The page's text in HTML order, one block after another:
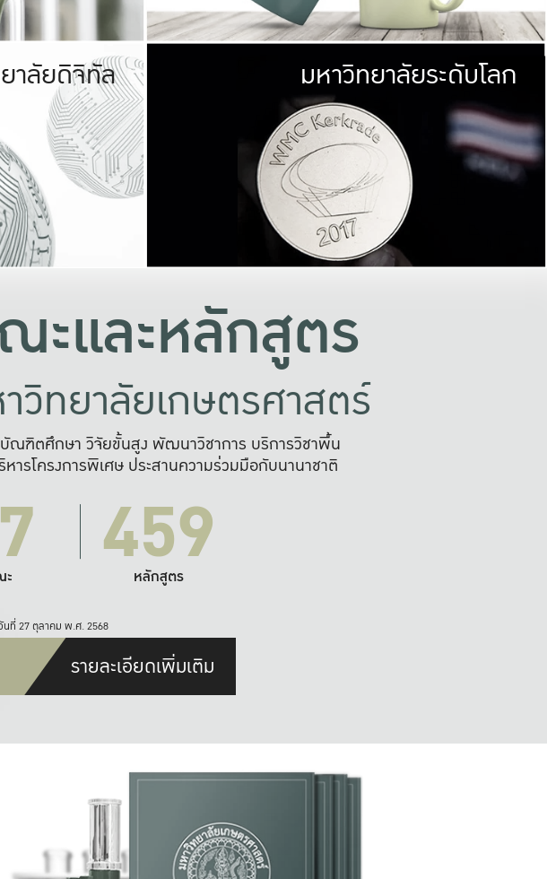
ลัยรับผิดชอบต่อสังคม
ร่วมมือกับชุมชน เพื่อความกินดีอยู่ดี
และความสุขอย่างยั่งยืน
มองปัญหาในภาพกว้าง
แก้ไขจากปัญหาจุดเล็กๆ
าลัยดิจิทัล มหาวิทยา
พร้อมที่จ
และผลักดันในการใช้ระบบส
เพื่อการทำงานแ
มหาวิทยาลัยระดับโลก
ะและหลักสูตร
วิทยาลัยเกษตรศาสตร์
ณฑิตศึกษา วิจัยขั้นสูง พัฒนาวิชาการ บริการวิชาพื้น
หารโครงการพิเศษ ประสานความร่วมมือกับนานาชาติ
459
หลักสูตร
ที่ 27 ตุลาคม พ.ศ. 2568
รายละเอียดเพิ่มเติม